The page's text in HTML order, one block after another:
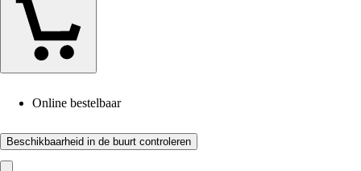
Online bestelbaar
Beschikbaarheid in de buurt controleren